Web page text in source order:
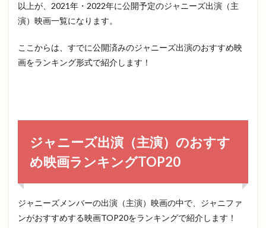
以上が、2021年・2022年に公開予定のジャニーズ出演（主
演）映画一覧になります。
ここからは、すでに公開済みのジャニーズ出演のおすすめ映
画をランキング形式で紹介します！
ジャニーズ出演（主演）のおすす
め映画ランキングTOP20
ジャニーズメンバーの出演（主演）映画の中で、ジャニファ
ンがおすすめする映画TOP20をランキングで紹介します！